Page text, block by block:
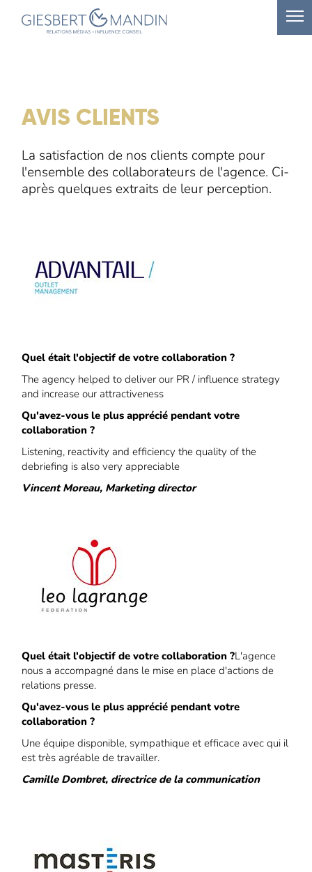
AVIS CLIENTS
La satisfaction de nos clients compte pour
l'ensemble des collaborateurs de l'agence. Ci-
après quelques extraits de leur perception.
Quel était l'objectif de votre collaboration ?
The agency helped to deliver our PR / influence strategy
and increase our attractiveness
Qu'avez-vous le plus apprécié pendant votre
collaboration ?
Listening, reactivity and efficiency the quality of the
debriefing is also very appreciable
Vincent Moreau, Marketing director
Quel était l'objectif de votre collaboration ?L'agence
nous a accompagné dans le mise en place d'actions de
relations presse.
Qu'avez-vous le plus apprécié pendant votre
collaboration ?
Une équipe disponible, sympathique et efficace avec qui il
est très agréable de travailler.
Camille Dombret, directrice de la communication